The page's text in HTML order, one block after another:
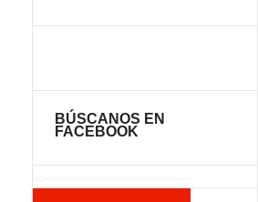
BÚSCANOS EN
FACEBOOK